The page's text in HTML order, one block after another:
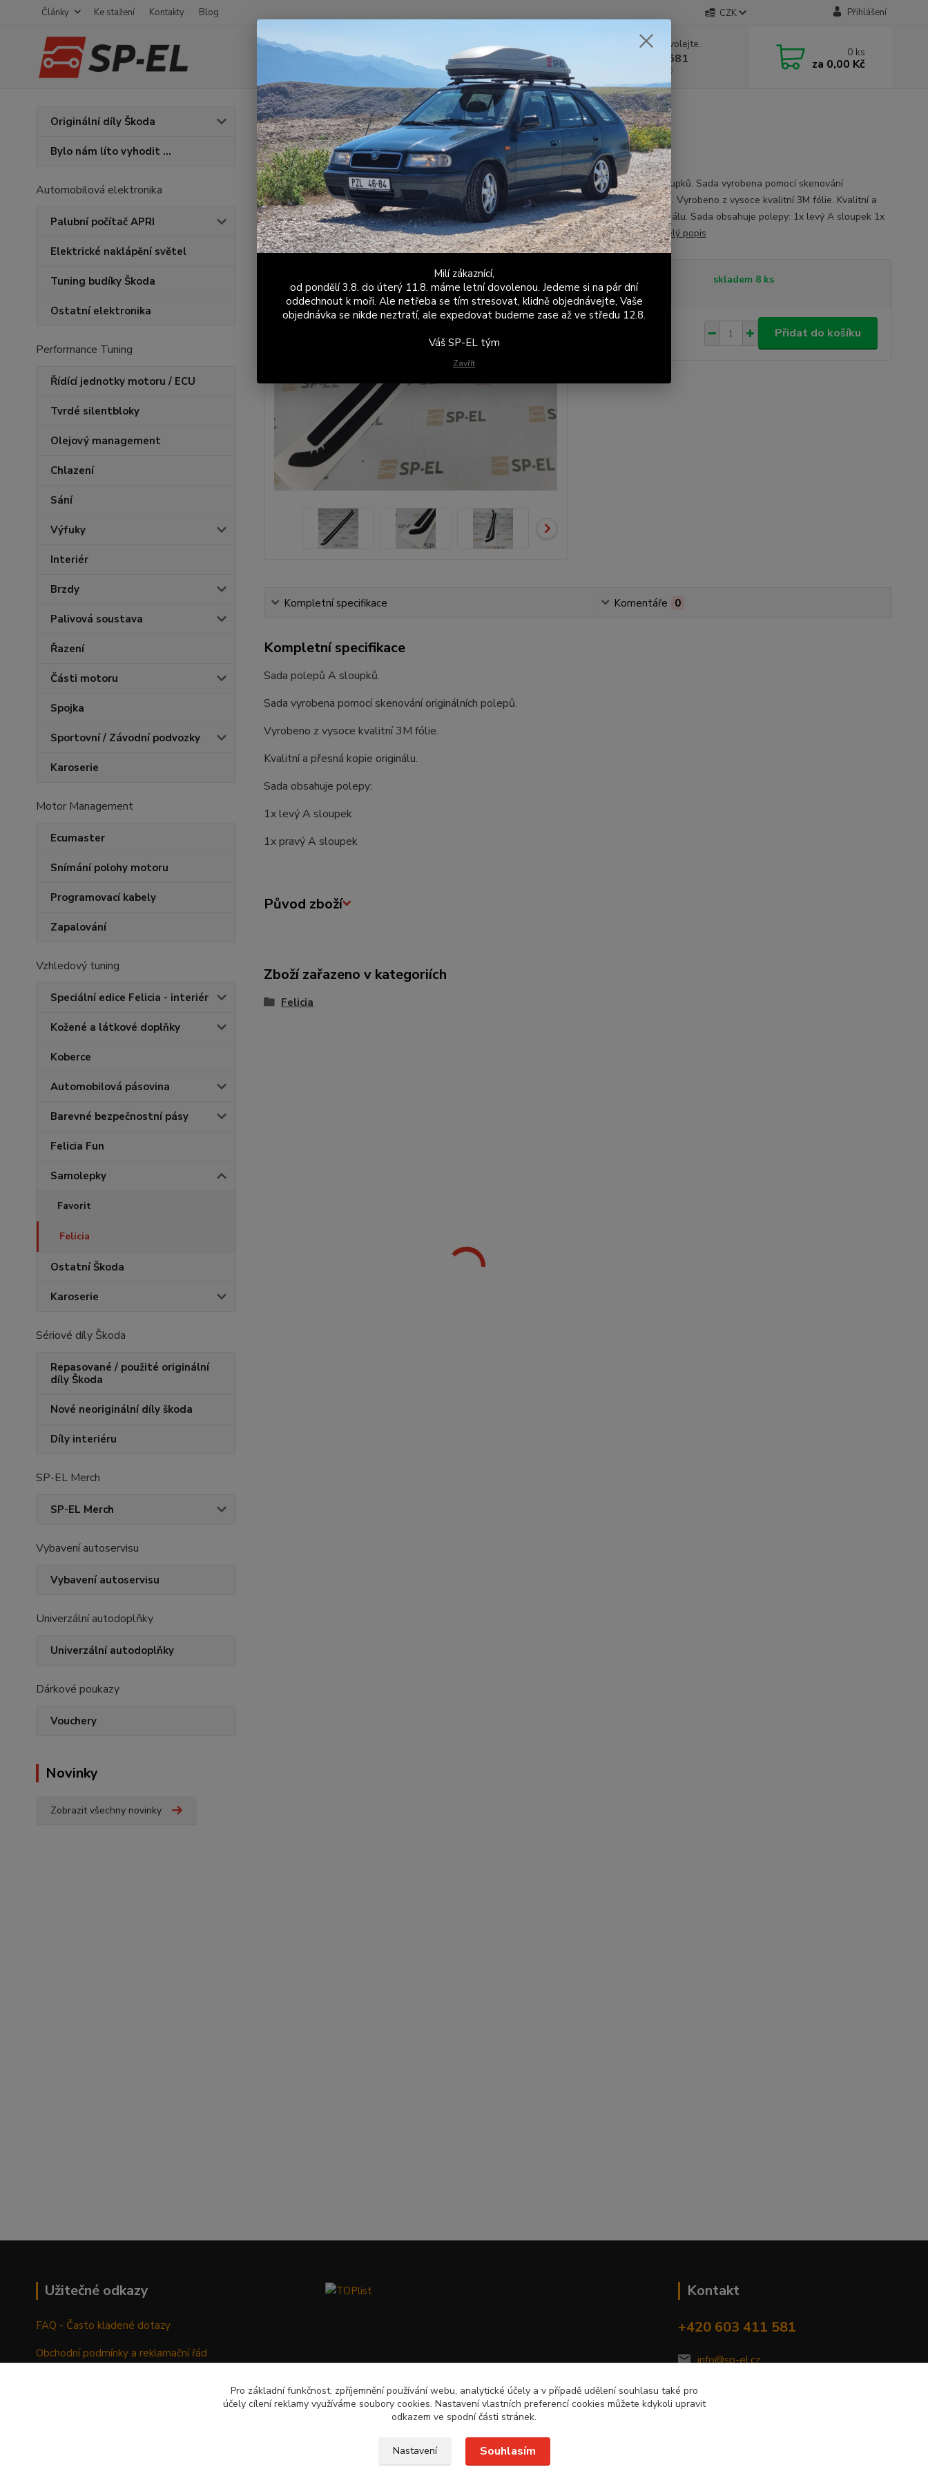
Články Ke stažení Kontakty Blog CZK Přihlášení
Hledat
Nevíte si rady? Zavolejte.
+420 603 411 581
Po - Pá 9:00 - 17:00
0 ks
za 0,00 Kč
Originální díly Škoda
Bylo nám líto vyhodit ...
Automobilová elektronika
Palubní počítač APRI
Elektrické naklápění světel
Tuning budíky Škoda
Ostatní elektronika
Performance Tuning
Řídící jednotky motoru / ECU
Tvrdé silentbloky
Olejový management
Chlazení
Sání
Výfuky
Interiér
Brzdy
Palivová soustava
Řazení
Části motoru
Spojka
Sportovní / Závodní podvozky
Karoserie
Motor Management
Ecumaster
Snímání polohy motoru
Programovací kabely
Zapalování
Vzhledový tuning
Speciální edice Felicia - interiér
Kožené a látkové doplňky
Koberce
Automobilová pásovina
Barevné bezpečnostní pásy
Felicia Fun
Samolepky
Favorit
Felicia
Ostatní Škoda
Karoserie
Sériové díly Škoda
Repasované / použité originální
díly Škoda
Nové neoriginální díly škoda
Díly interiéru
SP-EL Merch
SP-EL Merch
Vybavení autoservisu
Vybavení autoservisu
Univerzální autodoplňky
Univerzální autodoplňky
Dárkové poukazy
Vouchery
Novinky
Zobrazit všechny novinky
Úvod Samolepky Felicia Sada polepů A sloupků Škoda Felicia
Sada polepů A sloupků Škoda Felicia
Novinka
Sada polepů A sloupků. Sada vyrobena pomocí skenování
originálních polepů. Vyrobeno z vysoce kvalitní 3M fólie. Kvalitní a
přesná kopie originálu. Sada obsahuje polepy: 1x levý A sloupek 1x
pravý A sloupekcelý popis
Dostupnost skladem 8 ks
Přidat do košíku
Kompletní specifikace Komentáře 0
Kompletní specifikace
Sada polepů A sloupků.
Sada vyrobena pomocí skenování originálních polepů.
Vyrobeno z vysoce kvalitní 3M fólie.
Kvalitní a přesná kopie originálu.
Sada obsahuje polepy:
1x levý A sloupek
1x pravý A sloupek
Původ zboží
Zboží zařazeno v kategoriích
Felicia
Užitečné odkazy
FAQ - Často kladené dotazy
Obchodní podmínky a reklamační řád
Kontakt
+420 603 411 581
info@sp-el.cz
Milí zákaznící,
od pondělí 3.8. do úterý 11.8. máme letní dovolenou. Jedeme si na pár dní
oddechnout k moři. Ale netřeba se tím stresovat, klidně objednávejte, Vaše
objednávka se nikde neztratí, ale expedovat budeme zase až ve středu 12.8.
Váš SP-EL tým
Zavřít
Pro základní funkčnost, zpříjemnění používání webu, analytické účely a v případě udělení souhlasu také pro
účely cílení reklamy využíváme soubory cookies. Nastavení vlastních preferencí cookies můžete kdykoli upravit
odkazem ve spodní části stránek.
Nastavení Souhlasím